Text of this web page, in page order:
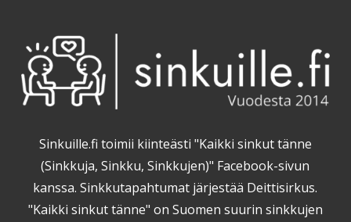
Sinkuille.fi toimii kiinteästi "Kaikki sinkut tänne
(Sinkkuja, Sinkku, Sinkkujen)" Facebook-sivun
kanssa. Sinkkutapahtumat järjestää Deittisirkus.
"Kaikki sinkut tänne" on Suomen suurin sinkkujen